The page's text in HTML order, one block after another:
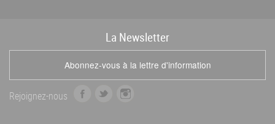
La Newsletter
Abonnez-vous à la lettre d'information
Rejoignez-nous